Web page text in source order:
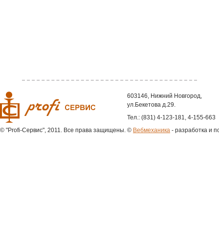
© "Profi-Сервис", 2011. Все права защищены.
603146, Нижний Новгород,
ул.Бекетова д.29.
Тел.: (831) 4-123-181, 4-155-663
© Вебмеханика - разработка и